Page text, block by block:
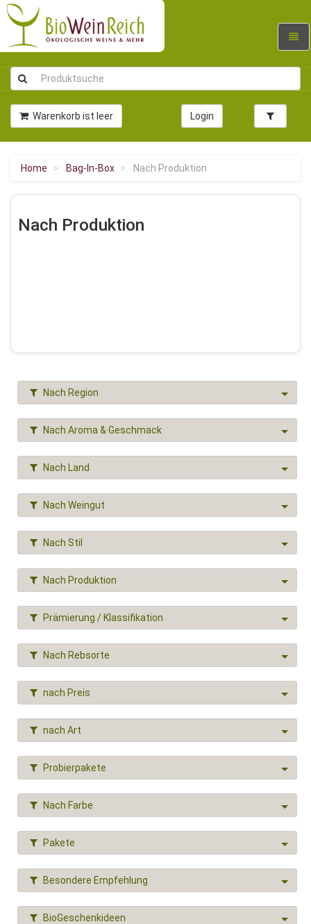
Warenkorb ist leer Login
Home Bag-In-Box Nach Produktion
Nach Produktion
Nach Region
Nach Aroma & Geschmack
Nach Land
Nach Weingut
Nach Stil
Nach Produktion
Prämierung / Klassifikation
Nach Rebsorte
nach Preis
nach Art
Probierpakete
Nach Farbe
Pakete
Besondere Empfehlung
BioGeschenkideen